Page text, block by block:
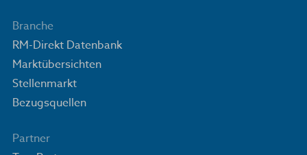
Branche
RM-Direkt Datenbank
Marktübersichten
Stellenmarkt
Bezugsquellen
Partner